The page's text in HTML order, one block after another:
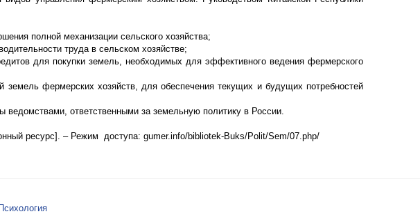
полной механизации сельского хозяйства;
труда в сельском хозяйстве;
для покупки земель, необходимых для эффективного ведения фермерского
фермерских хозяйств, для обеспечения текущих и будущих потребностей
ответственными за земельную политику в России.
ресурс]. – Режим доступа: gumer.info/bibliotek-Buks/Polit/Sem/07.php/